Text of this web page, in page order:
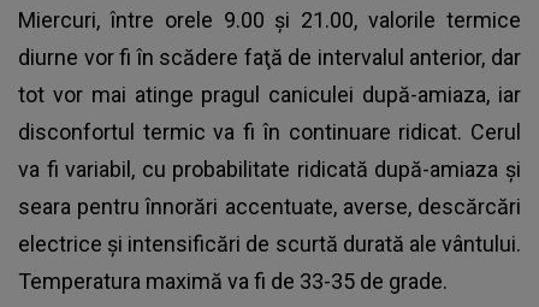
Miercuri, între orele 9.00 şi 21.00, valorile termice
diurne vor fi în scădere faţă de intervalul anterior, dar
tot vor mai atinge pragul caniculei după-amiaza, iar
disconfortul termic va fi în continuare ridicat. Cerul
va fi variabil, cu probabilitate ridicată după-amiaza şi
seara pentru înnorări accentuate, averse, descărcări
electrice şi intensificări de scurtă durată ale vântului.
Temperatura maximă va fi de 33-35 de grade.